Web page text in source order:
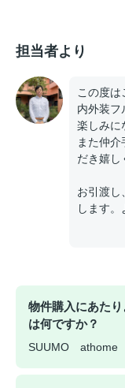
担当者より
この度は
内外装フ
楽しみに
また仲
だき嬉し
お引渡し
します。
物件購入にあた
は何ですか？
SUUMO athome